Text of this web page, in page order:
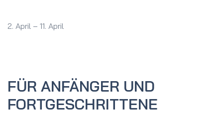
2. April – 11. April
FÜR ANFÄNGER UND
FORTGESCHRITTENE